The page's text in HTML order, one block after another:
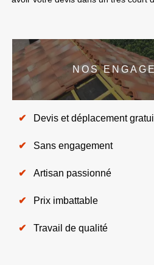
NOS
Devis et déplacement
Sans engagement
Artisan passionné
Prix imbattable
Travail de qualité